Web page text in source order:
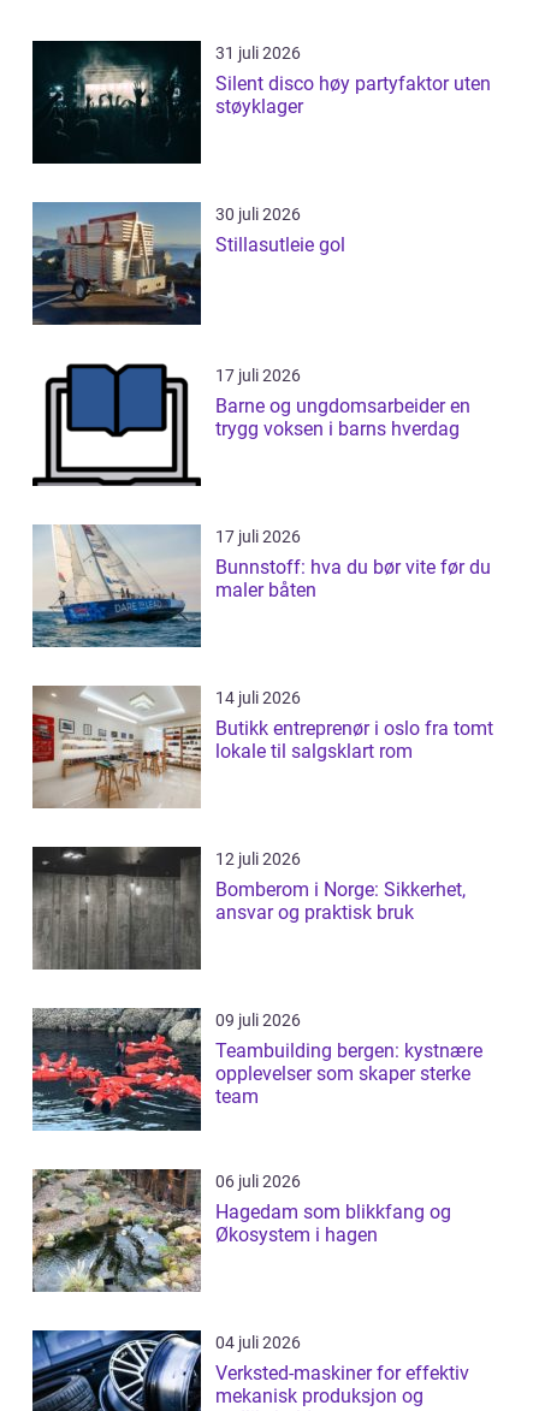
31 juli 2026
Silent disco høy partyfaktor uten
støyklager
30 juli 2026
Stillasutleie gol
17 juli 2026
Barne og ungdomsarbeider en
trygg voksen i barns hverdag
17 juli 2026
Bunnstoff: hva du bør vite før du
maler båten
14 juli 2026
Butikk entreprenør i oslo fra tomt
lokale til salgsklart rom
12 juli 2026
Bomberom i Norge: Sikkerhet,
ansvar og praktisk bruk
09 juli 2026
Teambuilding bergen: kystnære
opplevelser som skaper sterke
team
06 juli 2026
Hagedam som blikkfang og
Økosystem i hagen
04 juli 2026
Verksted-maskiner for effektiv
mekanisk produksjon og